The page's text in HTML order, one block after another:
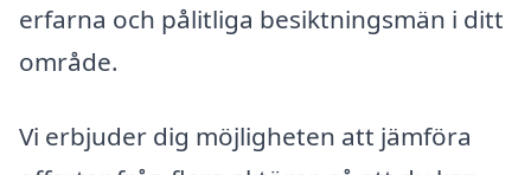
erfarna och pålitliga besiktningsmän i ditt
område.
Vi erbjuder dig möjligheten att jämföra